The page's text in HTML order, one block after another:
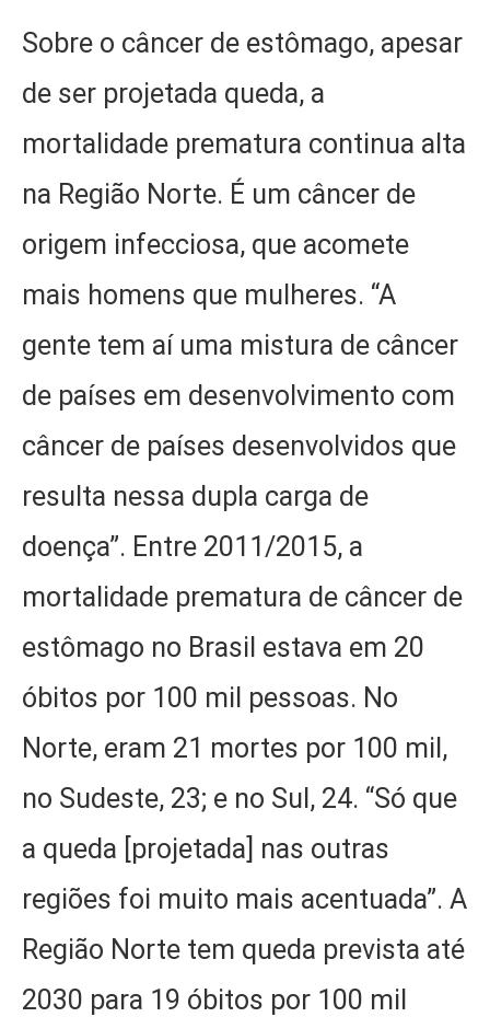
Sobre o câncer de estômago, apesar
de ser projetada queda, a
mortalidade prematura continua alta
na Região Norte. É um câncer de
origem infecciosa, que acomete
mais homens que mulheres. “A
gente tem aí uma mistura de câncer
de países em desenvolvimento com
câncer de países desenvolvidos que
resulta nessa dupla carga de
doença”. Entre 2011/2015, a
mortalidade prematura de câncer de
estômago no Brasil estava em 20
óbitos por 100 mil pessoas. No
Norte, eram 21 mortes por 100 mil,
no Sudeste, 23; e no Sul, 24. “Só que
a queda [projetada] nas outras
regiões foi muito mais acentuada”. A
Região Norte tem queda prevista até
2030 para 19 óbitos por 100 mil